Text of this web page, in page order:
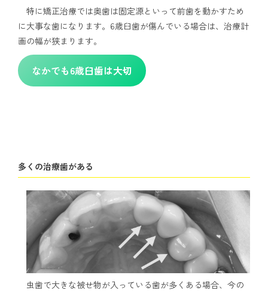
特に矯正治療では奥歯は固定源といって前歯を動かすため
に大事な歯になります。6歳臼歯が傷んでいる場合は、治療計
画の幅が狭まります。
なかでも6歳臼歯は大切
多くの治療歯がある
虫歯で大きな被せ物が入っている歯が多くある場合、今の